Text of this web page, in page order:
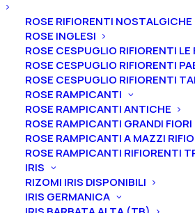
ROSE RIFIORENTI NOSTALGICHE
ROSE INGLESI
ROSE CESPUGLIO RIFIORENTI LE
ROSE CESPUGLIO RIFIORENTI
ROSE CESPUGLIO RIFIORENTI
ROSE RAMPICANTI
ROSE RAMPICANTI ANTICHE
ROSE RAMPICANTI GRANDI
ROSE RAMPICANTI A MAZZI
ROSE RAMPICANTI RIFIORENTI
IRIS
RIZOMI IRIS DISPONIBILI
IRIS GERMANICA
Home Rose
Rose ibridi di Tea
Rosa ibrido di tea rifiorente
Rosa ibrido di tea
“Anggun®”
25,00